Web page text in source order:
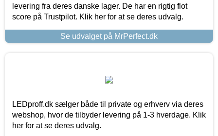
levering fra deres danske lager. De har en rigtig flot
score på Trustpilot. Klik her for at se deres udvalg.
Se udvalget på MrPerfect.dk
LEDproff.dk sælger både til private og erhverv via deres
webshop, hvor de tilbyder levering på 1-3 hverdage. Klik
her for at se deres udvalg.